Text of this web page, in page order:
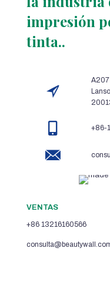
impresión
tinta..
A207
+86-
VENTAS
+86 13216160566